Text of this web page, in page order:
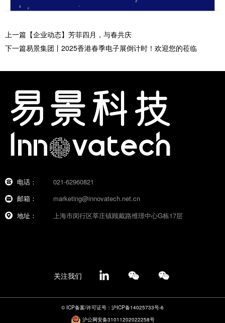
上一篇【企业动态】芳菲四月，与春共庆
下一篇易景集团丨2025香港春季电子展倒计时！欢迎您的莅临
电话：
021-62960821
邮箱：
marketing@innovatech.net.cn
地址：
上海市闵行区莘庄镇顾戴路维璟中心G栋17层
关注我们
© ICP备案/许可证号：沪ICP备14025733号-6
沪公网安备31011202022258号